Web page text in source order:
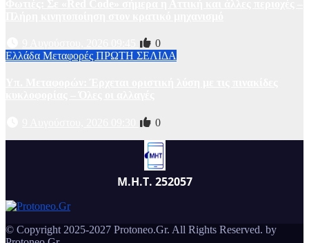
0
Ελλάδα Μεταφορές ΠΡΩΤΗ ΣΕΛΙΔΑ
0
Μ.Η.Τ. 252057
© Copyright 2025-2027 Protoneo.Gr. All Rights Reserved. by